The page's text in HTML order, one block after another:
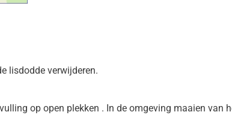
lisdodde verwijderen.
op open plekken . In de omgeving maaien van